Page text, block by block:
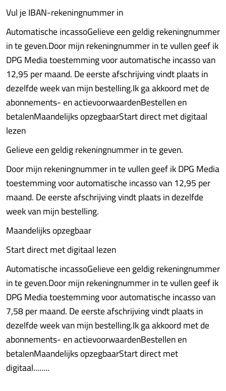
Vul je IBAN-rekeningnummer in
Automatische incassoGelieve een geldig rekeningnummer
in te geven.Door mijn rekeningnummer in te vullen geef ik
DPG Media toestemming voor automatische incasso van
12,95 per maand. De eerste afschrijving vindt plaats in
dezelfde week van mijn bestelling.Ik ga akkoord met de
abonnements- en actievoorwaardenBestellen en
betalenMaandelijks opzegbaarStart direct met digitaal
lezen
Gelieve een geldig rekeningnummer in te geven.
Door mijn rekeningnummer in te vullen geef ik DPG Media
toestemming voor automatische incasso van 12,95 per
maand. De eerste afschrijving vindt plaats in dezelfde
week van mijn bestelling.
Maandelijks opzegbaar
Start direct met digitaal lezen
Automatische incassoGelieve een geldig rekeningnummer
in te geven.Door mijn rekeningnummer in te vullen geef ik
DPG Media toestemming voor automatische incasso van
7,58 per maand. De eerste afschrijving vindt plaats in
dezelfde week van mijn bestelling.Ik ga akkoord met de
abonnements- en actievoorwaardenBestellen en
betalenMaandelijks opzegbaarStart direct met
digitaal........